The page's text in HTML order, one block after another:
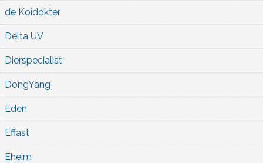
de Koidokter
Delta UV
Dierspecialist
DongYang
Eden
Effast
Eheim